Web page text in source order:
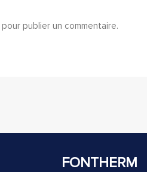
pour publier un commentaire.
FONTHERM